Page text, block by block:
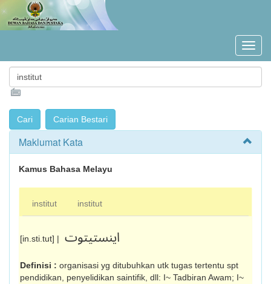
Maklumat Kata
Kamus Bahasa Melayu
institut institut
[in.sti.tut] | اينستيتوت
Definisi : organisasi yg ditubuhkan utk tugas tertentu spt
pendidikan, penyelidikan saintifik, dll: I~ Tadbiran Awam; I~